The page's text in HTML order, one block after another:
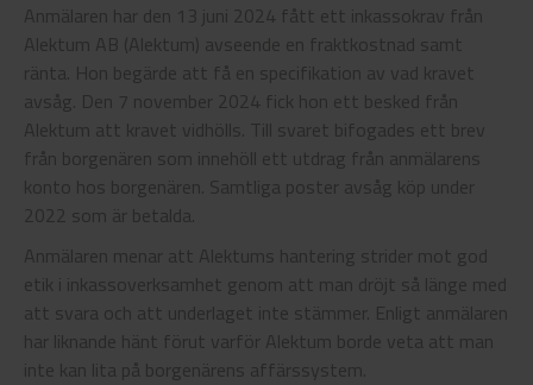
Anmälaren har den 13 juni 2024 fått ett inkassokrav från
Alektum AB (Alektum) avseende en fraktkostnad samt
ränta. Hon begärde att få en specifikation av vad kravet
avsåg. Den 7 november 2024 fick hon ett besked från
Alektum att kravet vidhölls. Till svaret bifogades ett brev
från borgenären som innehöll ett utdrag från anmälarens
konto hos borgenären. Samtliga poster avsåg köp under
2022 som är betalda.
Anmälaren menar att Alektums hantering strider mot god
etik i inkassoverksamhet genom att man dröjt så länge med
att svara och att underlaget inte stämmer. Enligt anmälaren
har liknande hänt förut varför Alektum borde veta att man
inte kan lita på borgenärens affärssystem.